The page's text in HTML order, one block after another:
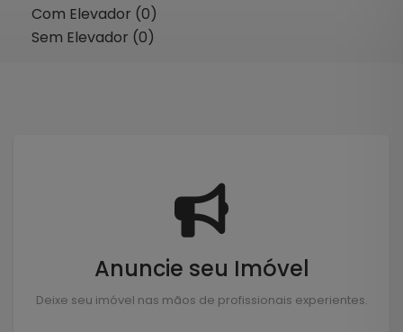
Com Elevador (0)
Sem Elevador (0)
Anuncie seu Imóvel
Deixe seu imóvel nas mãos de profissionais experientes.